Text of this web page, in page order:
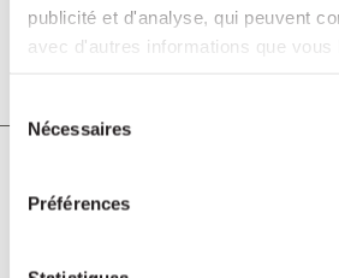
publicité et d'analyse, qui peuvent
avec d'autres informations que vous
du Nécessaires
Préférences
annonce l’acquisition de